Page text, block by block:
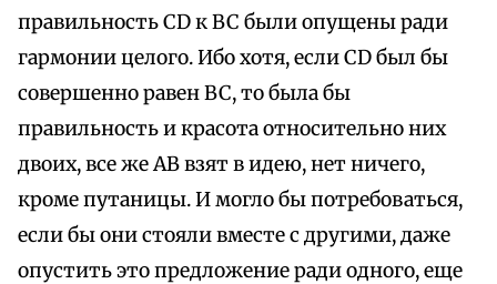
правильность CD к BC были опущены ради
гармонии целого. Ибо хотя, если CD был бы
совершенно равен BC, то была бы
правильность и красота относительно них
двоих, все же AB взят в идею, нет ничего,
кроме путаницы. И могло бы потребоваться,
если бы они стояли вместе с другими, даже
опустить это предложение ради одного, еще